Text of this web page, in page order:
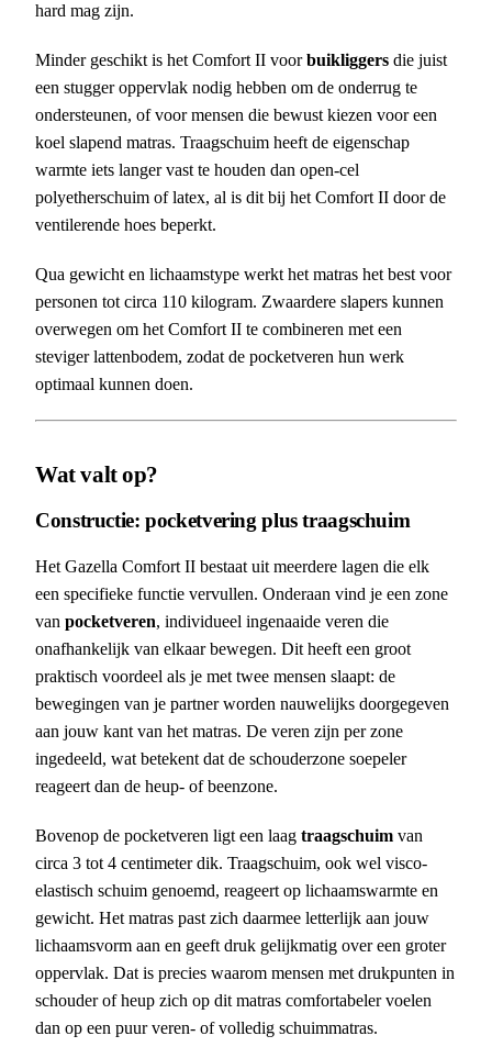
hard mag zijn.
Minder geschikt is het Comfort II voorbuikliggers die juist
een stugger oppervlak nodig hebben om de onderrug te
ondersteunen, of voor mensen die bewust kiezen voor een
koel slapend matras. Traagschuim heeft de eigenschap
warmte iets langer vast te houden dan open-cel
polyetherschuim of latex, al is dit bij het Comfort II door de
ventilerende hoes beperkt.
Qua gewicht en lichaamstype werkt het matras het best voor
personen tot circa 110 kilogram. Zwaardere slapers kunnen
overwegen om het Comfort II te combineren met een
steviger lattenbodem, zodat de pocketveren hun werk
optimaal kunnen doen.
Wat valt op?
Constructie: pocketvering plus traagschuim
Het Gazella Comfort II bestaat uit meerdere lagen die elk
een specifieke functie vervullen. Onderaan vind je een zone
van pocketveren, individueel ingenaaide veren die
onafhankelijk van elkaar bewegen. Dit heeft een groot
praktisch voordeel als je met twee mensen slaapt: de
bewegingen van je partner worden nauwelijks doorgegeven
aan jouw kant van het matras. De veren zijn per zone
ingedeeld, wat betekent dat de schouderzone soepeler
reageert dan de heup- of beenzone.
Bovenop de pocketveren ligt een laag traagschuim van
circa 3 tot 4 centimeter dik. Traagschuim, ook wel visco-
elastisch schuim genoemd, reageert op lichaamswarmte en
gewicht. Het matras past zich daarmee letterlijk aan jouw
lichaamsvorm aan en geeft druk gelijkmatig over een groter
oppervlak. Dat is precies waarom mensen met drukpunten in
schouder of heup zich op dit matras comfortabeler voelen
dan op een puur veren- of volledig schuimmatras.